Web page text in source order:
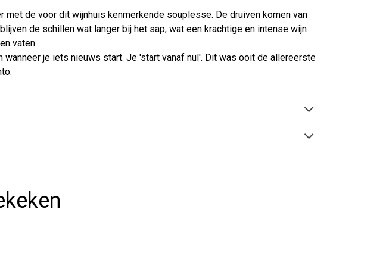
de voor dit wijnhuis kenmerkende souplesse. De druiven komen van
de schillen wat langer bij het sap, wat een krachtige en intense wijn
vaten.
je iets nieuws start. Je 'start vanaf nul'. Dit was ooit de allereerste